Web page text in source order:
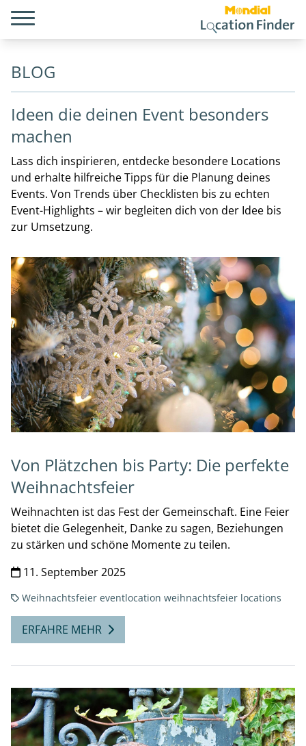
BLOG
Ideen die deinen Event besonders
machen
Lass dich inspirieren, entdecke besondere Locations
und erhalte hilfreiche Tipps für die Planung deines
Events. Von Trends über Checklisten bis zu echten
Event-Highlights – wir begleiten dich von der Idee bis
zur Umsetzung.
Von Plätzchen bis Party: Die perfekte
Weihnachtsfeier
Weihnachten ist das Fest der Gemeinschaft. Eine Feier
bietet die Gelegenheit, Danke zu sagen, Beziehungen
zu stärken und schöne Momente zu teilen.
11. September 2025
Weihnachtsfeier eventlocation weihnachtsfeier locations
ERFAHRE MEHR